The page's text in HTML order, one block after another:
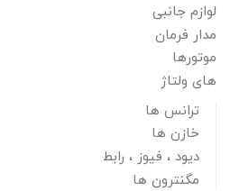
لوازم جانبی
مدار فرمان
موتورها
های ولتاژ
ترانس ها
خازن ها
دیود ، فیوز ، رابط
مگنترون ها